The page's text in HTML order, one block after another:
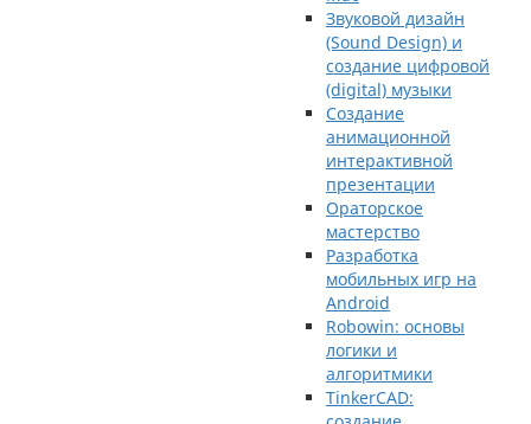
Звуковой дизайн
(Sound Design) и
создание цифровой
(digital) музыки
Создание
анимационной
интерактивной
презентации
Ораторское
мастерство
Разработка
мобильных игр на
Android
Robowin: основы
логики и
алгоритмики
TinkerCAD: